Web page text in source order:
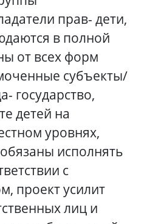
прав- дети,
в полной
от всех форм
субъекты/
государство,
детей на
уровнях,
исполнять
с
проект усилит
лиц и